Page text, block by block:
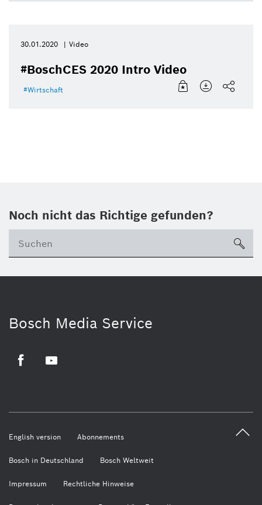
30.01.2020 Video
#BoschCES 2020 Intro Video
Wirtschaft
Noch nicht das Richtige gefunden?
Bosch Media Service
English version Abonnements
Bosch in Deutschland Bosch Weltweit
Impressum Rechtliche Hinweise